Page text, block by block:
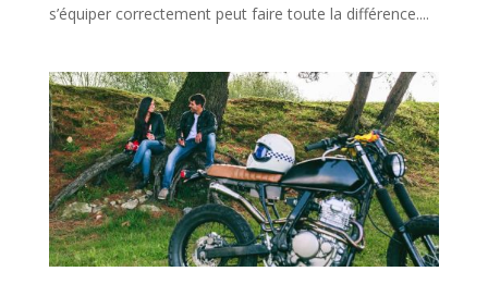
s’équiper correctement peut faire toute la différence....